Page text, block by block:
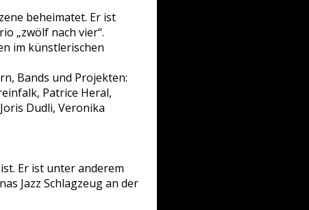
beheimatet. Er ist
„zwölf nach vier“.
im künstlerischen
Bands und Projekten:
Patrice Heral,
Dudli, Veronika
Er ist unter anderem
Jazz Schlagzeug an der